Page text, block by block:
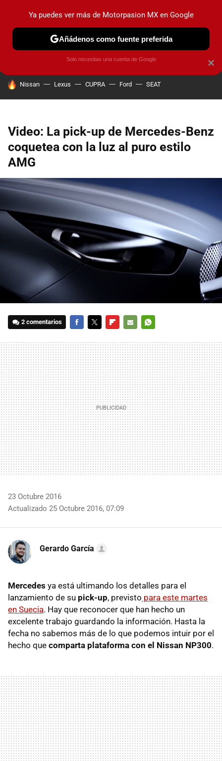
PRUEBAS INDUSTRIA HOY NO CIRCULA
HOY SE HABLA DE
Nissan Lexus CUPRA Ford SEAT
Video: La pick-up de Mercedes-Benz
coquetea con la luz al puro estilo
AMG
2 comentarios
MAIL
23 Octubre 2016
Actualizado 25 Octubre 2016, 07:09
Gerardo García
Mercedes ya está ultimando los detalles para el
lanzamiento de su pick-up, previsto para este martes
en Suecia. Hay que reconocer que han hecho un
excelente trabajo guardando la información. Hasta la
fecha no sabemos más de lo que podemos intuir por el
hecho que comparta plataforma con el Nissan NP300.
×
Ya puedes ver más de Motorpasion MX en Google
Añádenos como fuente preferida
Solo necesitas una cuenta de Google